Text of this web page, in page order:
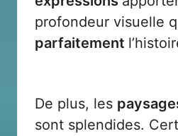
profondeur visuelle
parfaitement
De plus, les
sont splendides.